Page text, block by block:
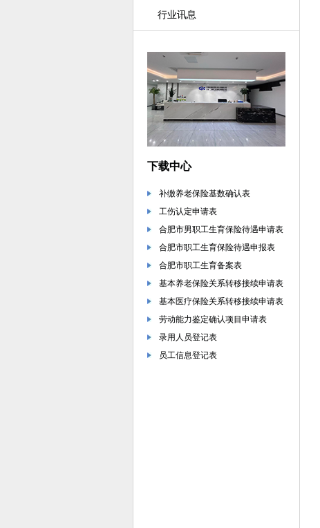
行业讯息
下载中心
补缴养老保险基数确认表
工伤认定申请表
合肥市男职工生育保险待遇申请表
合肥市职工生育保险待遇申报表
合肥市职工生育备案表
基本养老保险关系转移接续申请表
基本医疗保险关系转移接续申请表
劳动能力鉴定确认项目申请表
录用人员登记表
员工信息登记表